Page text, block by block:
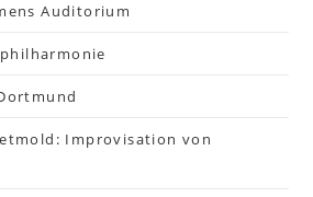
Auditorium
Improvisation von